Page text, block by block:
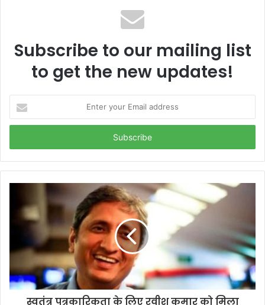
Subscribe to our mailing list
to get the new updates!
your
Email
स्वतंत्र पत्रकारिकता के लिए रवीश कुमार को मिला